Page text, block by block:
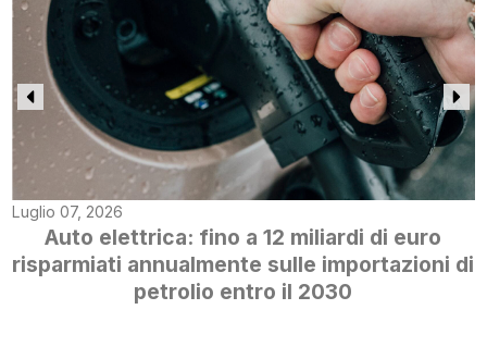
Luglio 07, 2026
Auto elettrica: fino a 12 miliardi di euro
risparmiati annualmente sulle importazioni di
petrolio entro il 2030